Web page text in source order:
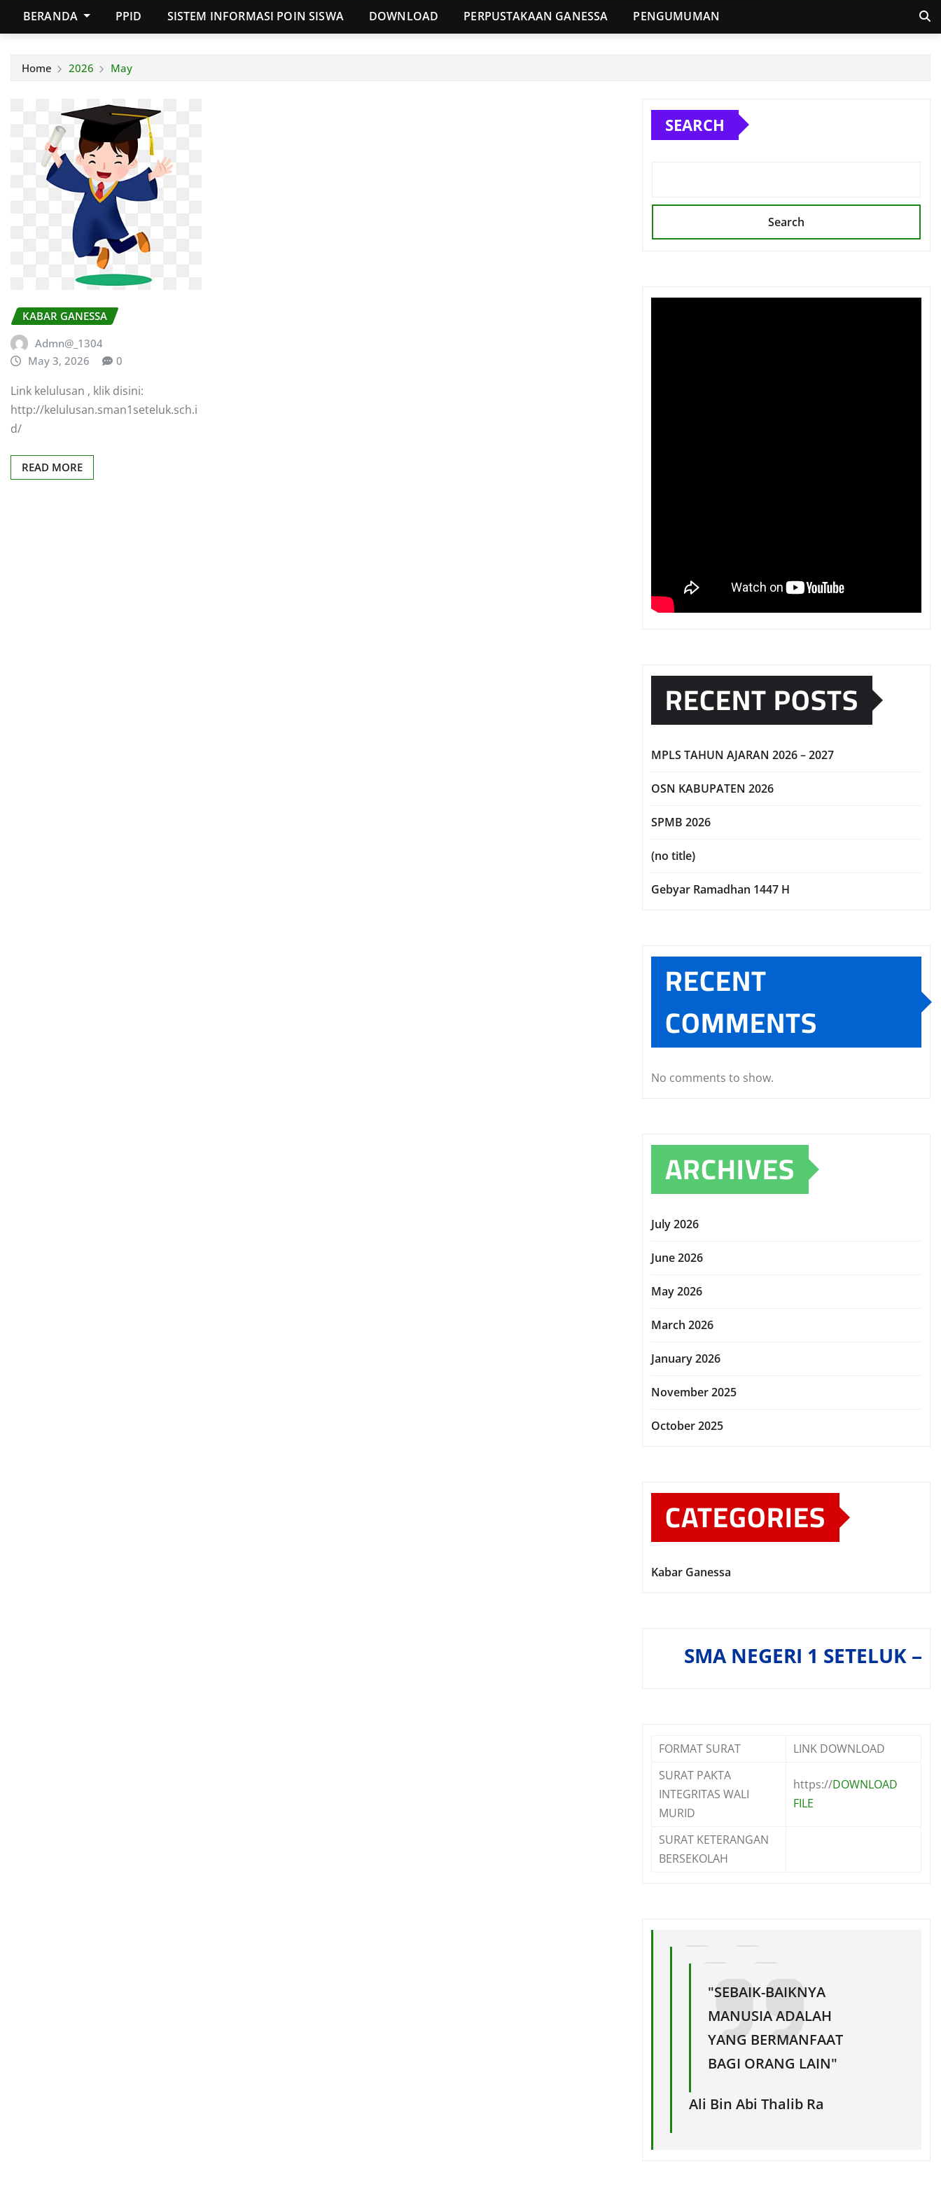
BERANDA PPID SISTEM INFORMASI POIN SISWA DOWNLOAD PERPUSTAKAAN GANESSA PENGUMUMAN
Home 2026 May
KABAR GANESSA
Admn@_1304
May 3, 2026
0
Link kelulusan , klik disini:
http://kelulusan.sman1seteluk.sch.i
d/
READ MORE
SEARCH
Search
RECENT POSTS
MPLS TAHUN AJARAN 2026 – 2027
OSN KABUPATEN 2026
SPMB 2026
(no title)
Gebyar Ramadhan 1447 H
RECENT
COMMENTS
No comments to show.
ARCHIVES
July 2026
June 2026
May 2026
March 2026
January 2026
November 2025
October 2025
CATEGORIES
Kabar Ganessa
SMA NEGERI 1 SETELUK —
FORMAT SURAT
LINK DOWNLOAD
SURAT PAKTA
INTEGRITAS WALI
MURID
https://DOWNLOAD
FILE
SURAT KETERANGAN
BERSEKOLAH
"SEBAIK-BAIKNYA
MANUSIA ADALAH
YANG BERMANFAAT
BAGI ORANG LAIN"
Ali Bin Abi Thalib Ra